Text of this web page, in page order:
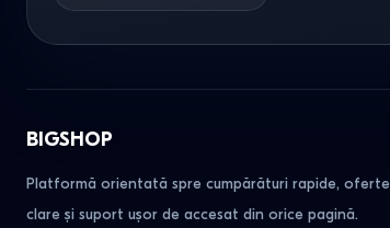
BIGSHOP
Platformă orientată spre cumpărături rapide, oferte
clare și suport ușor de accesat din orice pagină.